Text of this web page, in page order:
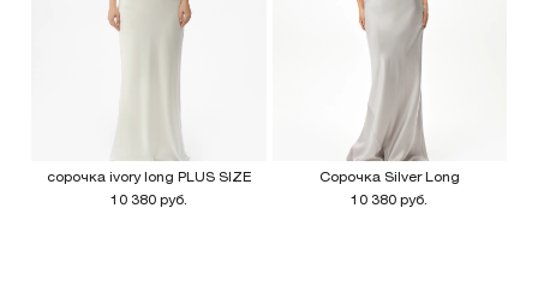
сорочка ivory long PLUS SIZE
10 380 руб.
Сорочка Silver Long
10 380 руб.